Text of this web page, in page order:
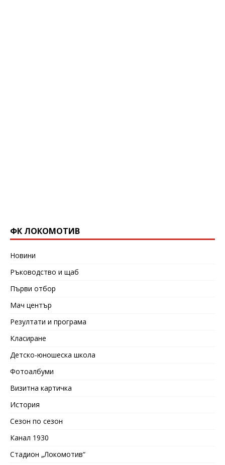
ФК ЛОКОМОТИВ
Новини
Ръководство и щаб
Първи отбор
Мач център
Резултати и програма
Класиране
Детско-юношеска школа
Фотоалбуми
Визитна картичка
История
Сезон по сезон
Канал 1930
Стадион „Локомотив“